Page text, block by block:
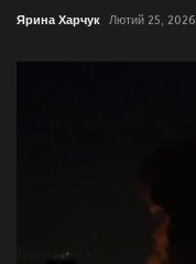
Ярина Харчук Лютий 25, 2026